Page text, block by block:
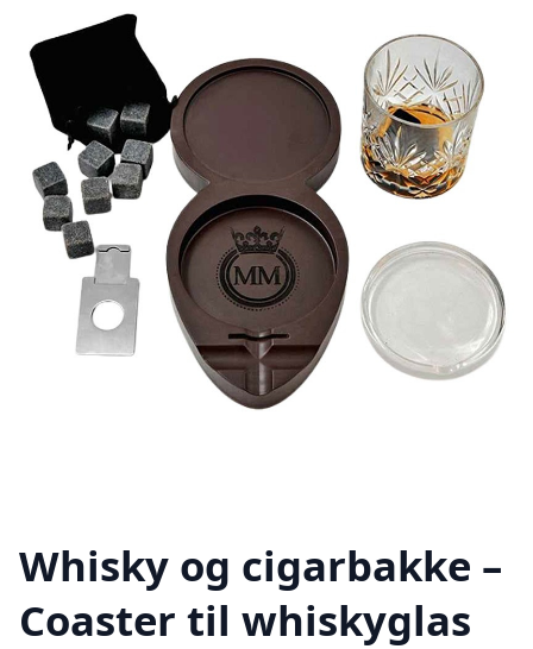
Whisky og cigarbakke –
Coaster til whiskyglas